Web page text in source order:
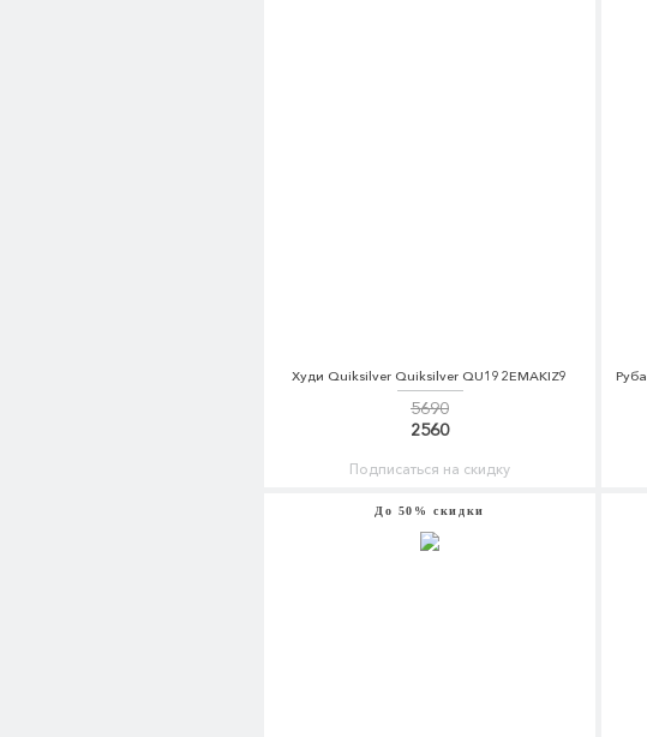
Худи Quiksilver Quiksilver QU192EMAKIZ9
5690
2560
Подписаться на скидку
До 50% скидки